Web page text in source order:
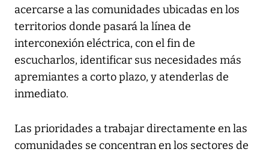
acercarse a las comunidades ubicadas en los
territorios donde pasará la línea de
interconexión eléctrica, con el fin de
escucharlos, identificar sus necesidades más
apremiantes a corto plazo, y atenderlas de
inmediato.
Las prioridades a trabajar directamente en las
comunidades se concentran en los sectores de